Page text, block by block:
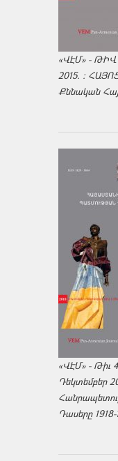
«ՎԷՄ» - ԹԻՎ
2015. :
Քննական
«ՎԷՄ» - Թիւ
Դեկտեմբեր
Դասերը